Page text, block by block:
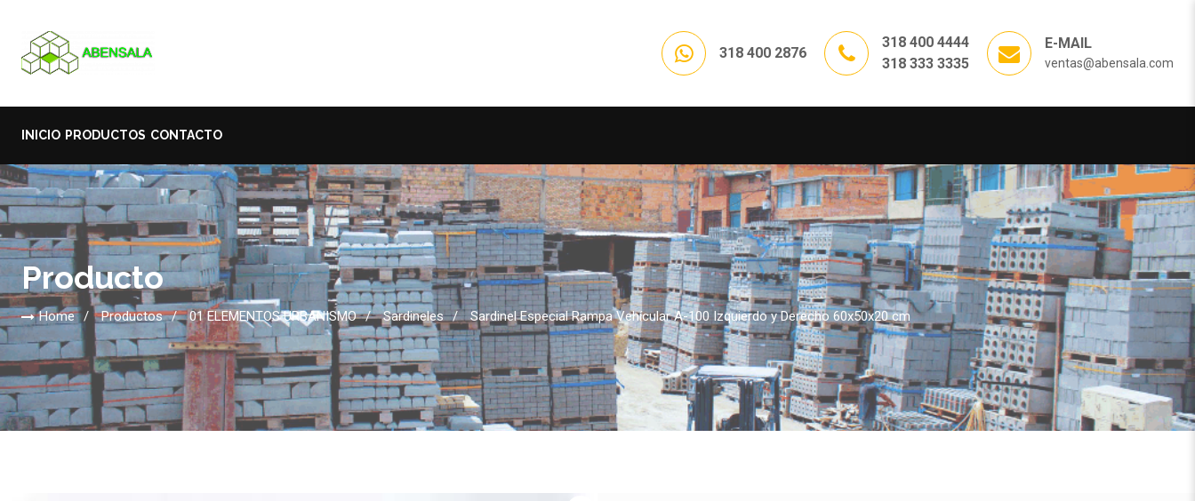
318 400 2876
318 400 4444
318 333 3335
E-MAIL
ventas@abensala.com
INICIO PRODUCTOS CONTACTO
Producto
Home Productos 01 ELEMENTOS URBANISMO Sardineles Sardinel Especial Rampa Vehícular A-100 Izquierdo y Derecho 60x50x20 cm